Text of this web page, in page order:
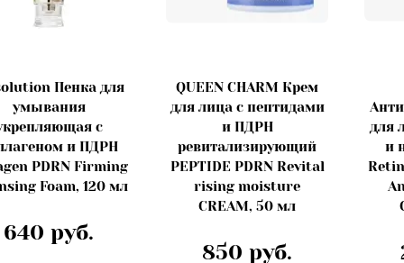
Пенка для
умывания
с
и ПДРН
PDRN Firming
Foam, 120 мл
640 руб.
QUEEN CHARM Крем
для лица с пептидами
и ПДРН
ревитализирующий
PEPTIDE PDRN Revital
rising moisture
CREAM, 50 мл
850 руб.
для
и